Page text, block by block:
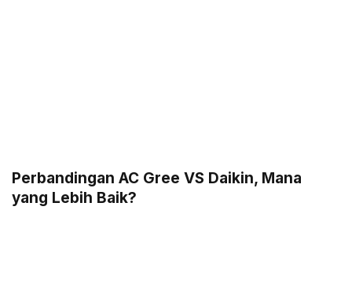
Perbandingan AC Gree VS Daikin, Mana
yang Lebih Baik?